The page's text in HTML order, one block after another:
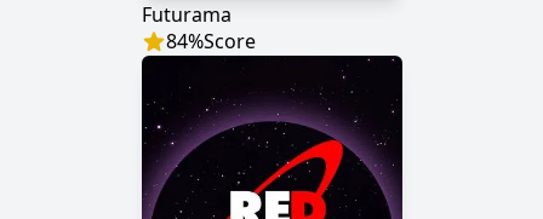
Futurama
84%Score